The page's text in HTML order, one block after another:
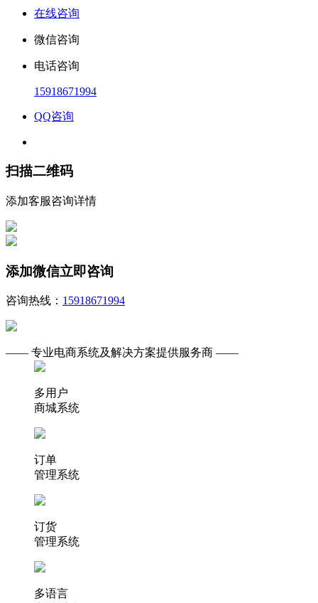
在线咨询
微信咨询
电话咨询
15918671994
QQ咨询
扫描二维码
添加客服咨询详情
添加微信立即咨询
咨询热线： 15918671994
—— 专业电商系统及解决方案提供服务商 ——
多用户
商城系统
订单
管理系统
订货
管理系统
多语言